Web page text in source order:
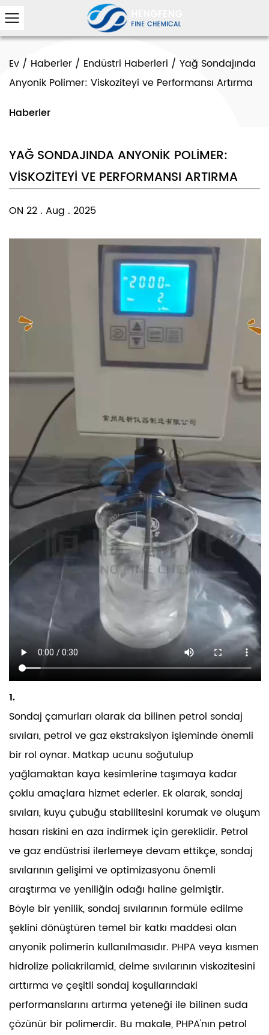
Ev / Haberler / Endüstri Haberleri / Yağ Sondajında ​​
Anyonik Polimer: Viskoziteyi ve Performansı Artırma
Haberler
YAĞ SONDAJINDA ​​ANYONIK POLIMER:
VISKOZITEYI VE PERFORMANSI ARTIRMA
ON 22 . Aug . 2025
1.
Sondaj çamurları olarak da bilinen petrol sondaj
sıvıları, petrol ve gaz ekstraksiyon işleminde önemli
bir rol oynar. Matkap ucunu soğutulup
yağlamaktan kaya kesimlerine taşımaya kadar
çoklu amaçlara hizmet ederler. Ek olarak, sondaj
sıvıları, kuyu çubuğu stabilitesini korumak ve oluşum
hasarı riskini en aza indirmek için gereklidir. Petrol
ve gaz endüstrisi ilerlemeye devam ettikçe, sondaj
sıvılarının gelişimi ve optimizasyonu önemli
araştırma ve yeniliğin odağı haline gelmiştir.
Böyle bir yenilik, sondaj sıvılarının formüle edilme
şeklini dönüştüren temel bir katkı maddesi olan
anyonik polimerin kullanılmasıdır. PHPA veya kısmen
hidrolize poliakrilamid, delme sıvılarının viskozitesini
arttırma ve çeşitli sondaj koşullarındaki
performanslarını artırma yeteneği ile bilinen suda
çözünür bir polimerdir. Bu makale, PHPA'nın petrol